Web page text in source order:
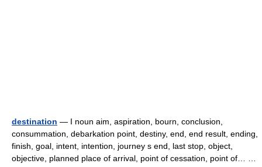
destination — I noun aim, aspiration, bourn, conclusion,
consummation, debarkation point, destiny, end, end result, ending,
finish, goal, intent, intention, journey s end, last stop, object,
objective, planned place of arrival, point of cessation, point of… …